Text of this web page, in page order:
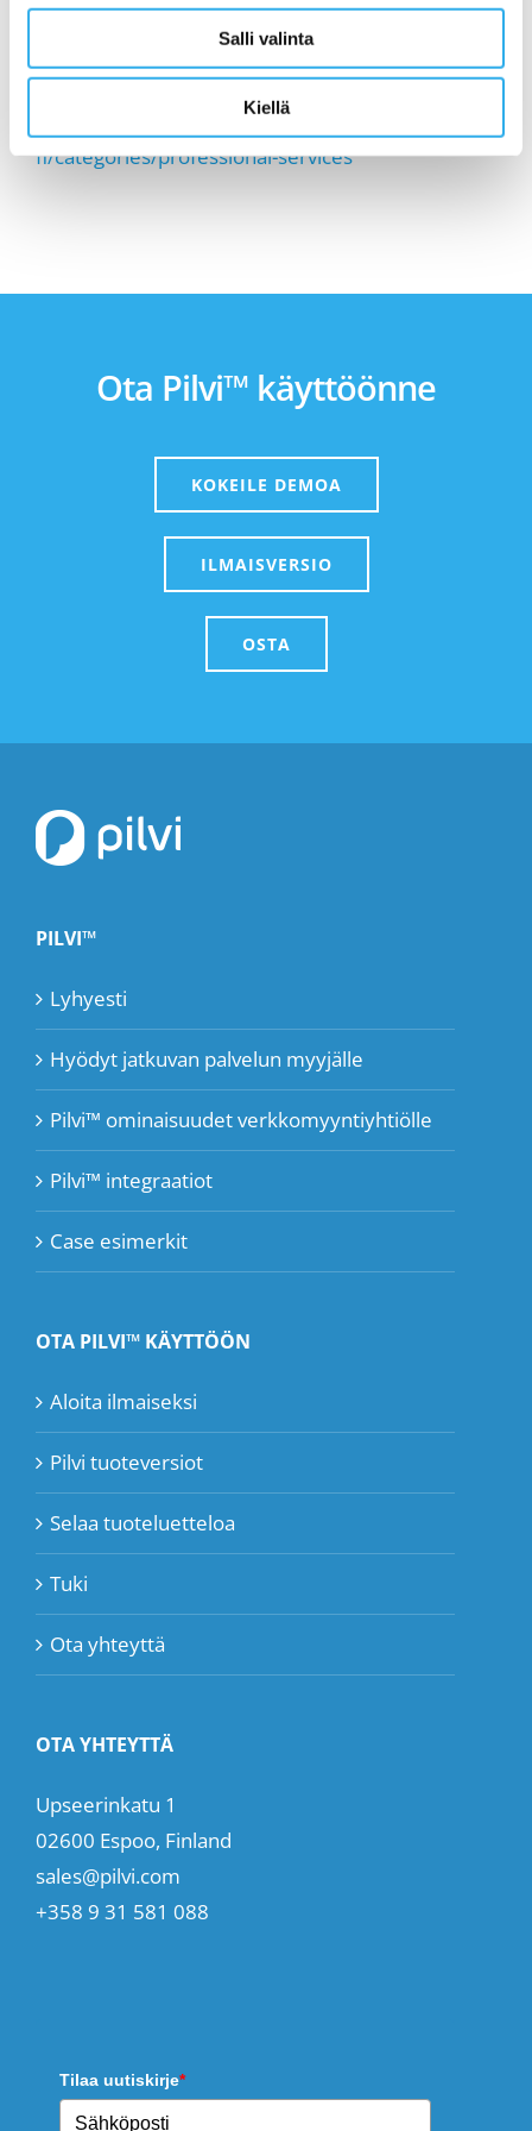
Salli valinta
Kiellä
suunnitteluun
https://onboarding.saas.pilvi.com/fi-
fi/categories/professional-services
Ota Pilvi™ käyttöönne
KOKEILE DEMOA
ILMAISVERSIO
OSTA
PILVI™
Lyhyesti
Hyödyt jatkuvan palvelun myyjälle
Pilvi™ ominaisuudet verkkomyyntiyhtiölle
Pilvi™ integraatiot
Case esimerkit
OTA PILVI™ KÄYTTÖÖN
Aloita ilmaiseksi
Pilvi tuoteversiot
Selaa tuoteluetteloa
Tuki
Ota yhteyttä
OTA YHTEYTTÄ
Upseerinkatu 1
02600 Espoo, Finland
sales@pilvi.com
+358 9 31 581 088
Tilaa uutiskirje*